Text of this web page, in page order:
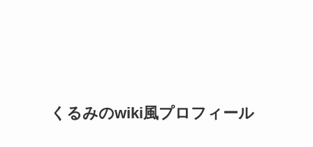
くるみのwiki風プロフィール